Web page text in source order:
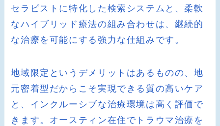
セラピストに特化した検索システムと、柔軟
なハイブリッド療法の組み合わせは、継続的
な治療を可能にする強力な仕組みです。
地域限定というデメリットはあるものの、地
元密着型だからこそ実現できる質の高いケア
と、インクルーシブな治療環境は高く評価で
きます。オースティン在住でトラウマ治療を